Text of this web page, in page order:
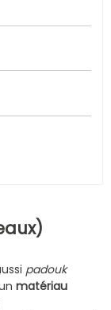
padouk
matériau